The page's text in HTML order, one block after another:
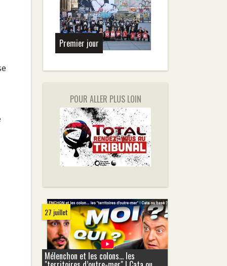
Premier jour
POUR ALLER PLUS LOIN
27 juillet
Mélenchon et les colons... les